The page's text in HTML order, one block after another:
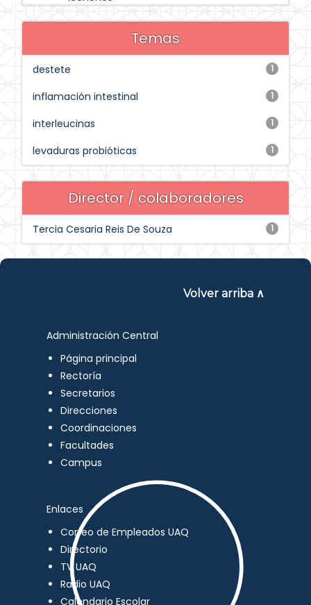
Temas
1
destete
1
inflamación intestinal
1
interleucinas
1
levaduras probióticas
Director / colaboradores
1
Tercia Cesaria Reis De Souza
Volver arriba ∧
Administración Central
Página principal
Rectoría
Secretarios
Direcciones
Coordinaciones
Facultades
Campus
Enlaces
Correo de Empleados UAQ
Directorio
TV UAQ
Radio UAQ
Calendario Escolar